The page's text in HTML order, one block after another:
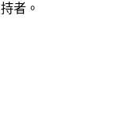
者。